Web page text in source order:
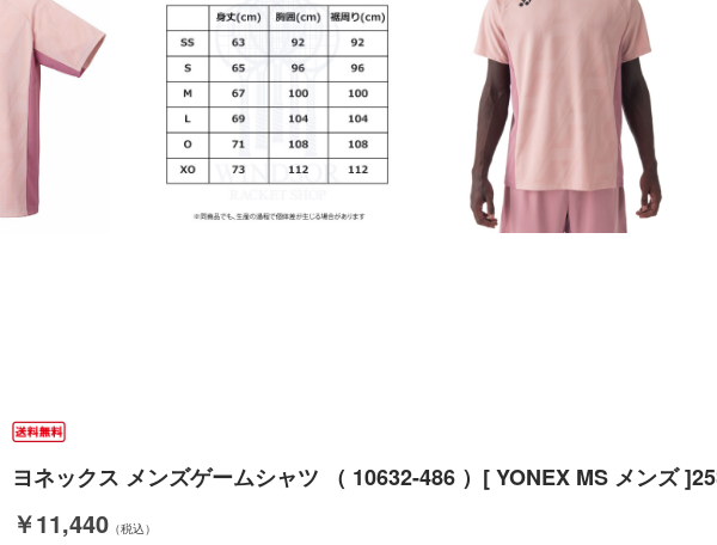
ヨネックス メンズゲームシャツ （ 10632-486 ）[ YONEX MS メンズ
￥11,440 （税込）